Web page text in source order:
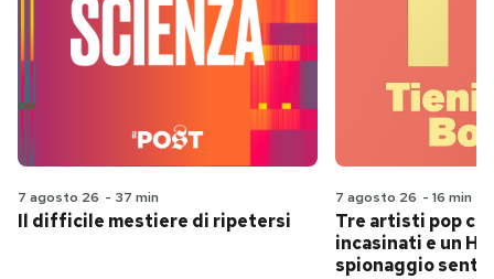
7 agosto 26 - 37 min
Il difficile mestiere di ripetersi
7 agosto 26 - 16 min
Tre artisti pop
incasinati e un
spionaggio